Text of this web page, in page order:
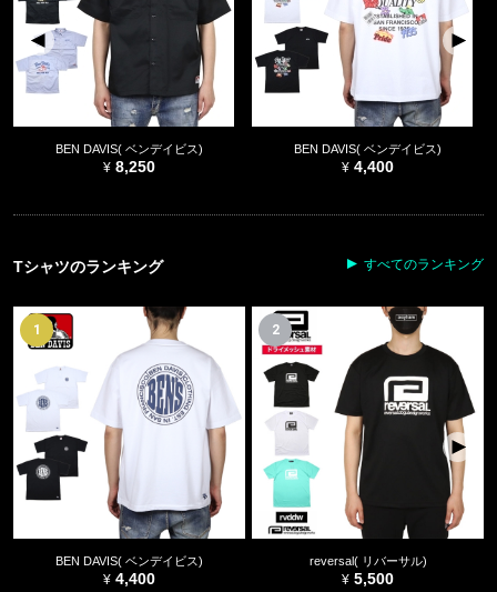
BEN DAVIS( ベンデイビス)
8,250
BEN DAVIS( ベンデイビス)
4,400
Tシャツのランキング すべてのランキング
1
BEN DAVIS( ベンデイビス)
4,400
2
reversal( リバーサル)
5,500